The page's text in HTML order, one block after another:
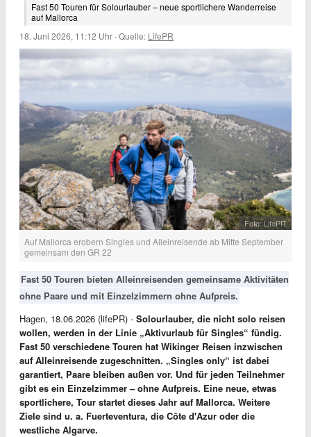
Fast 50 Touren für Solourlauber – neue sportlichere Wanderreise
auf Mallorca
18. Juni 2026, 11:12 Uhr ·Quelle: LifePR
Foto: LifePR
Auf Mallorca erobern Singles und Alleinreisende ab Mitte September
gemeinsam den GR 22
Fast 50 Touren bieten Alleinreisenden gemeinsame Aktivitäten
ohne Paare und mit Einzelzimmern ohne Aufpreis.
Hagen, 18.06.2026 (lifePR) - Solourlauber, die nicht solo reisen
wollen, werden in der Linie „Aktivurlaub für Singles“ fündig.
Fast 50 verschiedene Touren hat Wikinger Reisen inzwischen
auf Alleinreisende zugeschnitten. „Singles only“ ist dabei
garantiert, Paare bleiben außen vor. Und für jeden Teilnehmer
gibt es ein Einzelzimmer – ohne Aufpreis. Eine neue, etwas
sportlichere, Tour startet dieses Jahr auf Mallorca. Weitere
Ziele sind u. a. Fuerteventura, die Côte d'Azur oder die
westliche Algarve.